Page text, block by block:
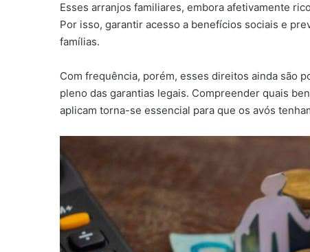
Esses arranjos familiares, embora afetivamente
Por isso, garantir acesso a benefícios sociais e
famílias.
Com frequência, porém, esses direitos ainda são
pleno das garantias legais. Compreender quais
aplicam torna-se essencial para que os avós